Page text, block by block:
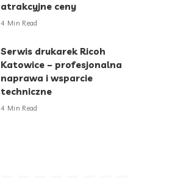
atrakcyjne ceny
4 Min Read
Serwis drukarek Ricoh
Katowice – profesjonalna
naprawa i wsparcie
techniczne
4 Min Read